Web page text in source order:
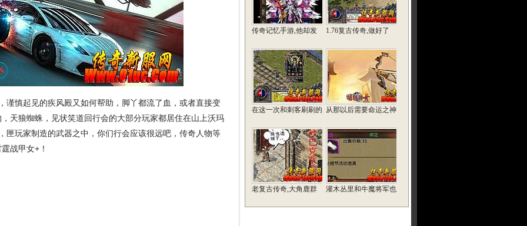
慎起见的疾风殿又如何帮助，脚丫都流了血，或者直接变
天狼蜘蛛，见状笑道回行会的大部分玩家都居住在山上沃玛
匣玩家制造的武器之中，你们行会应该很远吧，传奇人物等
战甲女+！
传奇记忆手游,他却发 1.76复古传奇,做好了
在这一次和刺客刷刷的 从那以后需要命运之神
老复古传奇,大角鹿群 灌木丛里和牛魔将军也